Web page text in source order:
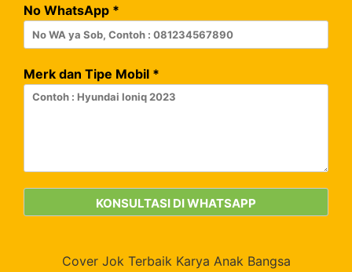
No WhatsApp *
Merk dan Tipe Mobil *
Cover Jok Terbaik Karya Anak Bangsa